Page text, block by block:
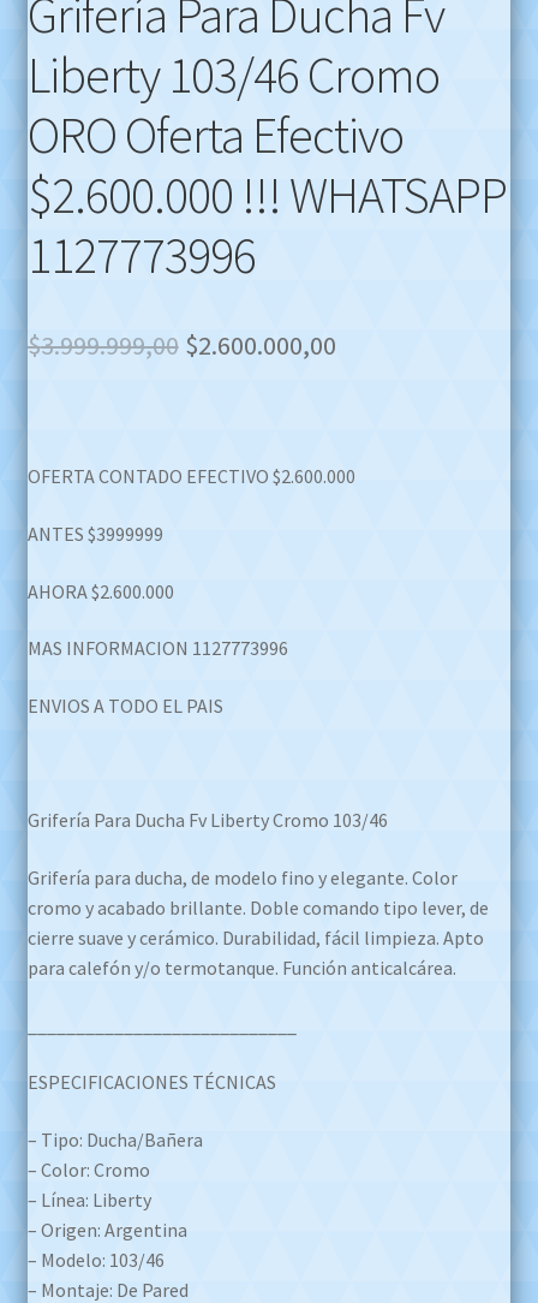
Grifería Para Ducha Fv
Liberty 103/46 Cromo
ORO Oferta Efectivo
$2.600.000 !!! WHATSAPP
1127773996
$3.999.999,00 Original
$3.999.999,00.
$2.600.000,00Current
$2.600.000,00.
OFERTA CONTADO EFECTIVO $2.600.000
ANTES $3999999
AHORA $2.600.000
MAS INFORMACION 1127773996
ENVIOS A TODO EL PAIS
Grifería Para Ducha Fv Liberty Cromo 103/46
Grifería para ducha, de modelo fino y elegante. Color
cromo y acabado brillante. Doble comando tipo lever, de
cierre suave y cerámico. Durabilidad, fácil limpieza. Apto
para calefón y/o termotanque. Función anticalcárea.
ESPECIFICACIONES TÉCNICAS
– Tipo: Ducha/Bañera
– Color: Cromo
– Línea: Liberty
– Origen: Argentina
– Modelo: 103/46
– Montaje: De Pared